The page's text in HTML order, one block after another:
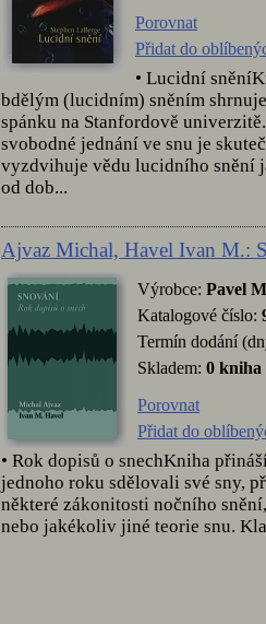
Porovnat
Přidat do
• Lucidní
bdělým (lucidním) sněním
spánku na Stanfordově
svobodné jednání ve snu je
vyzdvihuje vědu lucidního snění
od dob...
Ajvaz Michal, Havel Ivan M.:
Výrobce: Pavel
Katalogové číslo:
Termín dodání
Skladem: 0 kniha
Porovnat
Přidat do
• Rok dopisů o snechKniha
jednoho roku sdělovali své sny,
některé zákonitosti nočního
nebo jakékoliv jiné teorie snu.